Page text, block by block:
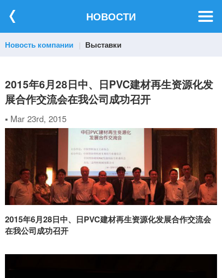
НОВОСТИ
Новость компании Выставки
2015年6月28日中、日PVC建材再生资源化发
展合作交流会在我公司成功召开
▪ Mar 23rd, 2015
2015年6月28日中、日PVC建材再生资源化发展合作交流会
在我公司成功召开